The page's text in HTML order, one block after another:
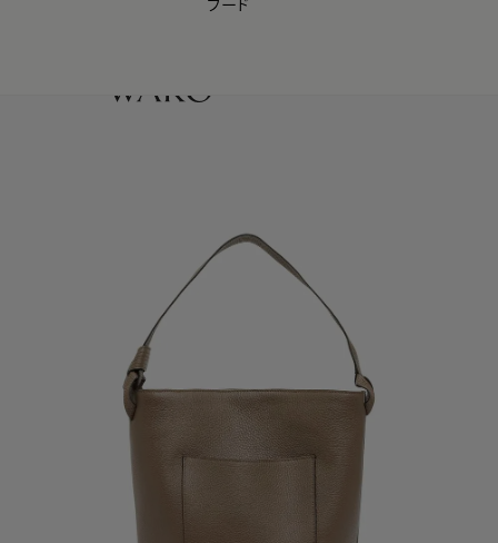
【会員様限定】夏のプレゼントキャンペーン開催中
フード